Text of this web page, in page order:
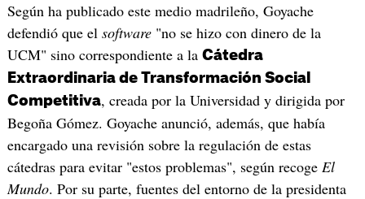
Según ha publicado este medio madrileño, Goyache
defendió que el software "no se hizo con dinero de la
UCM" sino correspondiente a la Cátedra
Extraordinaria de Transformación Social
Competitiva, creada por la Universidad y dirigida por
Begoña Gómez. Goyache anunció, además, que había
encargado una revisión sobre la regulación de estas
cátedras para evitar "estos problemas", según recogeEl
Mundo. Por su parte, fuentes del entorno de la presidenta